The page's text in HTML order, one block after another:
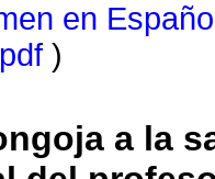
en
pdf )
a la